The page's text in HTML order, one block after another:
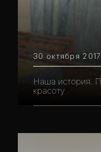
30 октября 2017
Наша история.
красоту